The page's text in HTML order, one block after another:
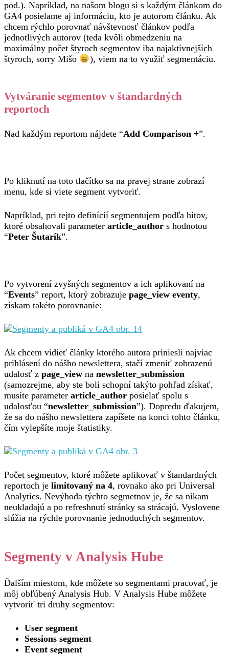
pod.). Napríklad, na našom blogu si s každým článkom do
GA4 posielame aj informáciu, kto je autorom článku. Ak
chcem rýchlo porovnať návštevnosť článkov podľa
jednotlivých autorov (teda kvôli obmedzeniu na
maximálny počet štyroch segmentov iba najaktívnejších
štyroch, sorry Mišo
), viem na to využiť segmentáciu.
Vytváranie segmentov v štandardných
reportoch
Nad každým reportom nájdete “Add Comparison +”.
Po kliknutí na toto tlačítko sa na pravej strane zobrazí
menu, kde si viete segment vytvoriť.
Napríklad, pri tejto definícií segmentujem podľa hitov,
ktoré obsahovali parameter article_author s hodnotou
“Peter Šutarík”.
Po vytvorení zvyšných segmentov a ich aplikovaní na
“Events” report, ktorý zobrazuje page_view eventy,
získam takéto porovnanie:
Ak chcem vidieť články ktorého autora priniesli najviac
prihlásení do nášho newslettera, stačí zmeniť zobrazenú
udalosť z page_view na newsletter_submission
(samozrejme, aby ste boli schopní takýto pohľad získať,
musíte parameter article_author posielať spolu s
udalosťou “newsletter_submission”). Dopredu ďakujem,
že sa do nášho newslettera zapíšete na konci tohto článku,
čím vylepšíte moje štatistiky.
Počet segmentov, ktoré môžete aplikovať v štandardných
reportoch je limitovaný na 4, rovnako ako pri Universal
Analytics. Nevýhoda týchto segmetnov je, že sa nikam
neukladajú a po refreshnutí stránky sa strácajú. Vyslovene
slúžia na rýchle porovnanie jednoduchých segmentov.
Segmenty v Analysis Hube
Ďalším miestom, kde môžete so segmentami pracovať, je
môj obľúbený Analysis Hub. V Analysis Hube môžete
vytvoriť tri druhy segmentov:
User segment
Sessions segment
Event segment